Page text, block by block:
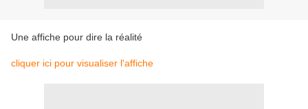
Une affiche pour dire la réalité
cliquer ici pour visualiser l'affiche